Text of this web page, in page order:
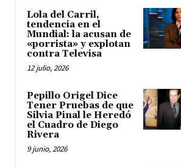
Lola del Carril,
tendencia en el
Mundial: la acusan de
«porrista» y explotan
contra Televisa
12 julio, 2026
Pepillo Origel Dice
Tener Pruebas de que
Silvia Pinal le Heredó
el Cuadro de Diego
Rivera
9 junio, 2026